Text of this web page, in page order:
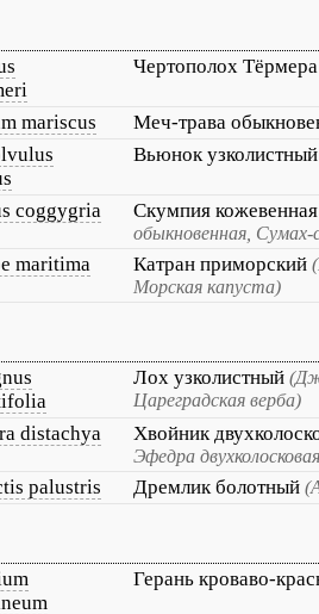
Чертополох Тёрмера
mariscus Меч-трава
Вьюнок узколистный
coggygria Скумпия кожевенная
обыкновенная, Сумах-
maritima Катран приморский
Морская капуста)
Лох узколистный
Цареградская верба)
distachya Хвойник
Эфедра
palustris Дремлик болотный
Герань кроваво-